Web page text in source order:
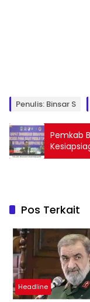
Penulis: Binsar S
Pemkab
Suara
Pos Terkait
Headline